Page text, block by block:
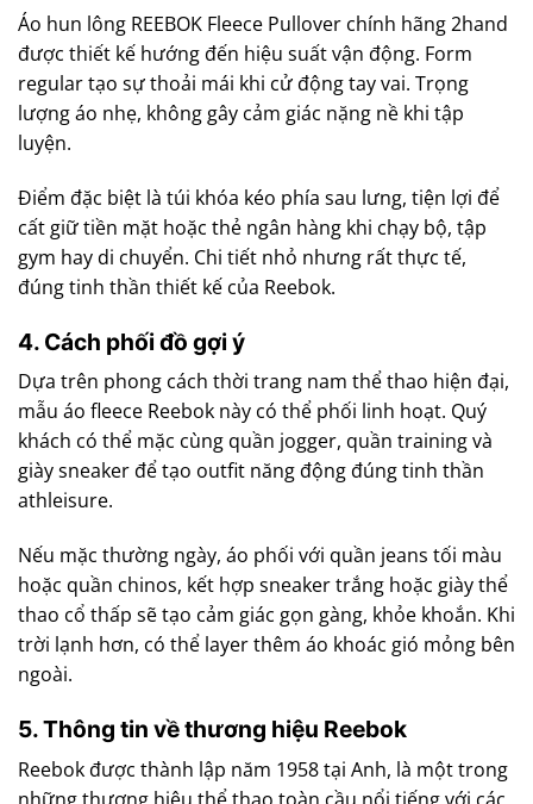
Áo hun lông REEBOK Fleece Pullover chính hãng 2hand
được thiết kế hướng đến hiệu suất vận động. Form
regular tạo sự thoải mái khi cử động tay vai. Trọng
lượng áo nhẹ, không gây cảm giác nặng nề khi tập
luyện.
Điểm đặc biệt là túi khóa kéo phía sau lưng, tiện lợi để
cất giữ tiền mặt hoặc thẻ ngân hàng khi chạy bộ, tập
gym hay di chuyển. Chi tiết nhỏ nhưng rất thực tế,
đúng tinh thần thiết kế của Reebok.
4. Cách phối đồ gợi ý
Dựa trên phong cách thời trang nam thể thao hiện đại,
mẫu áo fleece Reebok này có thể phối linh hoạt. Quý
khách có thể mặc cùng quần jogger, quần training và
giày sneaker để tạo outfit năng động đúng tinh thần
athleisure.
Nếu mặc thường ngày, áo phối với quần jeans tối màu
hoặc quần chinos, kết hợp sneaker trắng hoặc giày thể
thao cổ thấp sẽ tạo cảm giác gọn gàng, khỏe khoắn. Khi
trời lạnh hơn, có thể layer thêm áo khoác gió mỏng bên
ngoài.
5. Thông tin về thương hiệu Reebok
Reebok được thành lập năm 1958 tại Anh, là một trong